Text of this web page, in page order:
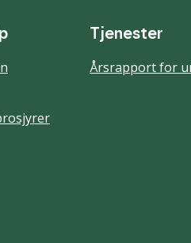
Tjenester
Årsrapport for